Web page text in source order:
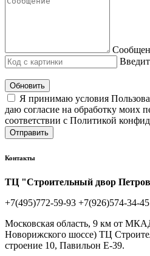
Обновить
Я принимаю условия
даю согласие на обработку моих
соответствии с Политикой
Отправить
Контакты
ТЦ "Строительный двор
+7(495)772-59-93 +7(926)574-34-45
Московская область, 9 км от
Новорижского шоссе) ТЦ
строение 10, Павильон Е-39.